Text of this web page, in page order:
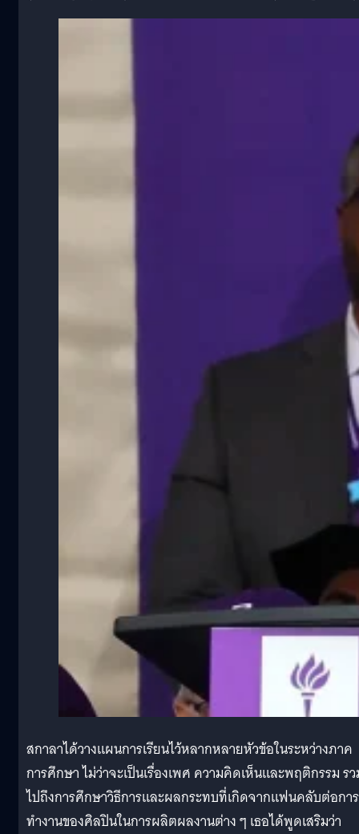
สกาลาได้วางแผนการเรียนไว้หลากหลายหัวข้อในระหว่างภาค
การศึกษา ไม่ว่าจะเป็นเรื่องเพศ ความคิดเห็นและพฤติกรรม ร
ไปถึงการศึกษาวิธีการและผลกระทบที่เกิดจากแฟนคลับต่อการ
ทำงานของศิลปินในการผลิตผลงานต่าง ๆ เธอได้พูดเสริมว่า